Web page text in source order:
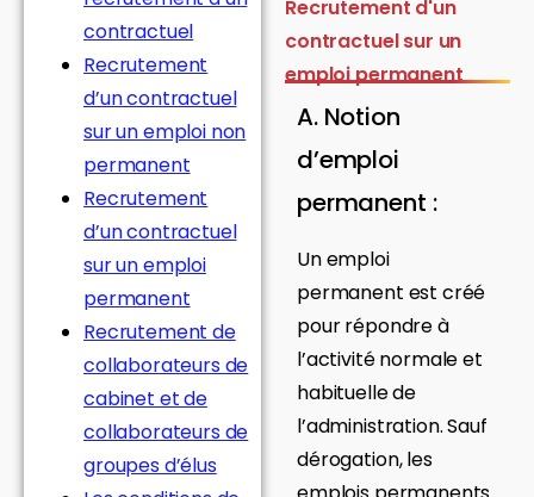
contractuel
Recrutement
d’un contractuel
sur un emploi non
permanent
Recrutement
d’un contractuel
sur un emploi
permanent
Recrutement de
collaborateurs de
cabinet et de
collaborateurs de
groupes d’élus
Recrutement d'un
contractuel sur un
emploi permanent
A. Notion
d’emploi
permanent :
Un emploi
permanent est créé
pour répondre à
l’activité normale et
habituelle de
l’administration. Sauf
dérogation, les